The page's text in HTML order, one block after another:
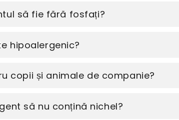
să fie fără fosfați?
hipoalergenic?
copii și animale de companie?
să nu conțină nichel?